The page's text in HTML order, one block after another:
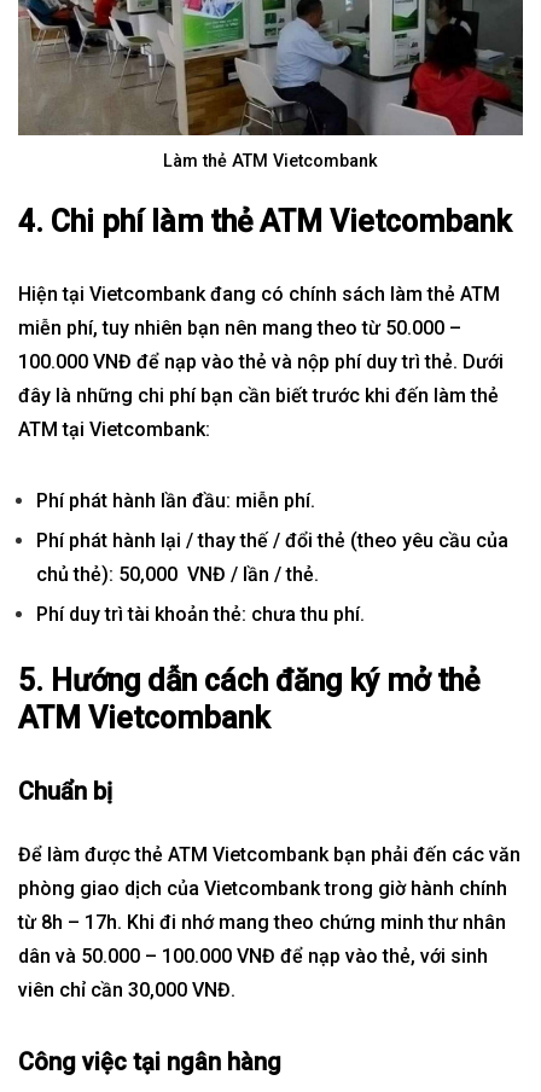
Làm thẻ ATM Vietcombank
4. Chi phí làm thẻ ATM Vietcombank
Hiện tại Vietcombank đang có chính sách làm thẻ ATM
miễn phí, tuy nhiên bạn nên mang theo từ 50.000 –
100.000 VNĐ để nạp vào thẻ và nộp phí duy trì thẻ. Dưới
đây là những chi phí bạn cần biết trước khi đến làm thẻ
ATM tại Vietcombank:
Phí phát hành lần đầu: miễn phí.
Phí phát hành lại / thay thế / đổi thẻ (theo yêu cầu của
chủ thẻ): 50,000 VNĐ / lần / thẻ.
Phí duy trì tài khoản thẻ: chưa thu phí.
5. Hướng dẫn cách đăng ký mở thẻ
ATM Vietcombank
Chuẩn bị
Để làm được thẻ ATM Vietcombank bạn phải đến các văn
phòng giao dịch của Vietcombank trong giờ hành chính
từ 8h – 17h. Khi đi nhớ mang theo chứng minh thư nhân
dân và 50.000 – 100.000 VNĐ để nạp vào thẻ, với sinh
viên chỉ cần 30,000 VNĐ.
Công việc tại ngân hàng